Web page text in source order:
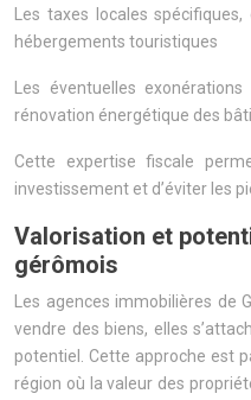
Les taxes locales
hébergements touristiques
Les éventuelles
rénovation énergétique des
Cette expertise fiscale
investissement et d’éviter les
Valorisation et
gérômois
Les agences immobilières
vendre des biens, elles
potentiel. Cette approche est
région où la valeur des